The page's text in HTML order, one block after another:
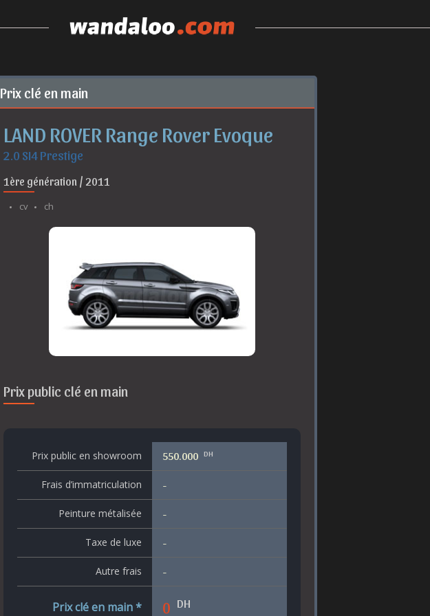
Prix clé en main
LAND ROVER Range Rover Evoque
2.0 SI4 Prestige
1ère génération / 2011
cv ch
Prix public clé en main
Prix public en showroom 550.000 DH
Frais d’immatriculation -
Peinture métalisée -
Taxe de luxe -
Autre frais -
Prix clé en main * 0 DH